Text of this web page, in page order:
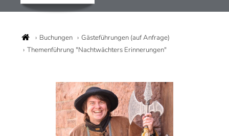
Buchungen
Gästeführungen (auf Anfrage)
Themenführung "Nachtwächters Erinnerungen"